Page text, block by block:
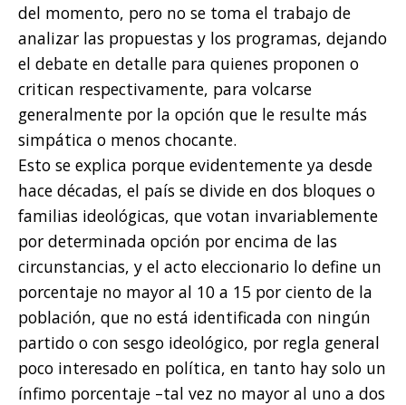
del momento, pero no se toma el trabajo de
analizar las propuestas y los programas, dejando
el debate en detalle para quienes proponen o
critican respectivamente, para volcarse
generalmente por la opción que le resulte más
simpática o menos chocante.
Esto se explica porque evidentemente ya desde
hace décadas, el país se divide en dos bloques o
familias ideológicas, que votan invariablemente
por determinada opción por encima de las
circunstancias, y el acto eleccionario lo define un
porcentaje no mayor al 10 a 15 por ciento de la
población, que no está identificada con ningún
partido o con sesgo ideológico, por regla general
poco interesado en política, en tanto hay solo un
ínfimo porcentaje –tal vez no mayor al uno a dos